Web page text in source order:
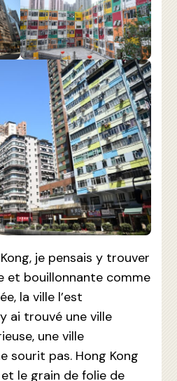
je pensais y trouver
et bouillonnante comme
la ville l’est
ai trouvé une ville
une ville
sourit pas. Hong Kong
et le grain de folie de